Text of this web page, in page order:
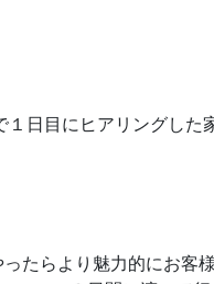
日目にヒアリングした
たらより魅力的にお客